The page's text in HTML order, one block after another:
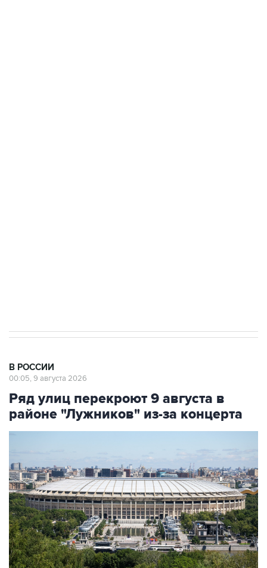
В РОССИИ
00:05, 9 августа 2026
Ряд улиц перекроют 9 августа в
районе "Лужников" из-за концерта